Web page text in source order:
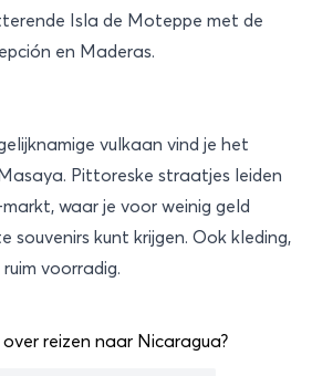
Isla de Moteppe met de
en Maderas.
vulkaan vind je het
Pittoreske straatjes leiden
waar je voor weinig geld
souvenirs kunt krijgen. Ook kleding,
ruim voorradig.
reizen naar Nicaragua?